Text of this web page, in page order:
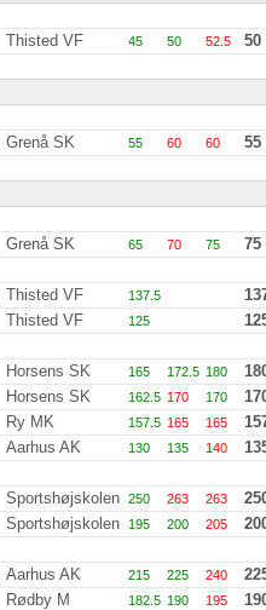
Thisted VF 45 50 52.5 50
Grenå SK 55 60 60 55
Grenå SK 65 70 75
75
Thisted VF 137.5
Thisted VF 125
Horsens SK 165 172.5 180
Horsens SK 162.5 170 170
Ry MK 157.5 165 165
Aarhus AK 130 135 140
Sportshøjskolen 250 263 263
Sportshøjskolen 195 200 205
Aarhus AK 215 225 240
Rødby M 182.5 190 195